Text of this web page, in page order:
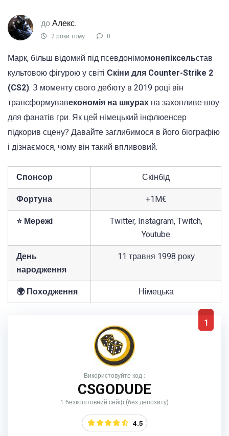
до Алекс.
2 роки тому 0
Марк, більш відомий під псевдонімомонепіксельстав
культовою фігурою у світі Скіни для Counter-Strike 2
(CS2). З моменту свого дебюту в 2019 році він
трансформувавекономія на шкурах на захопливе шоу
для фанатів гри. Як цей німецький інфлюенсер
підкорив сцену? Давайте заглибимося в його біографію
і дізнаємося, чому він такий впливовий.
Спонсор Скінбід
Фортуна +1M€
⭐ Мережі
Twitter, Instagram, Twitch,
Youtube
День
народження
11 травня 1998 року
🌍 Походження Німецька
1
Використовуйте код :
CSGODUDE
1 безкоштовний сейф (без депозиту)
4.5